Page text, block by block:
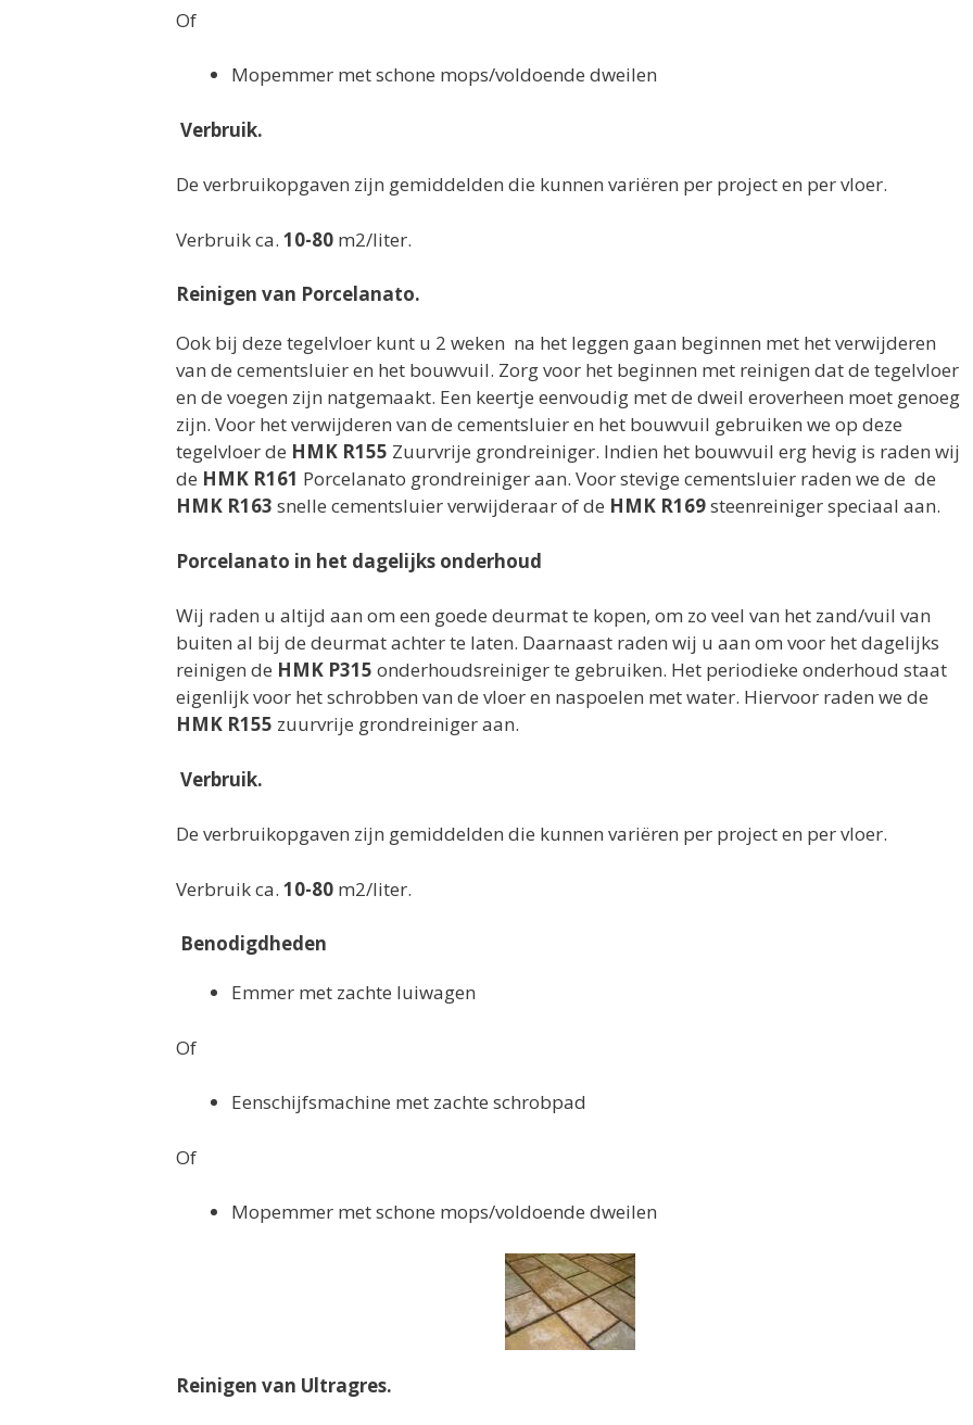
Of
Mopemmer met schone mops/voldoende dweilen
Verbruik.
De verbruikopgaven zijn gemiddelden die kunnen variëren per project en per vloer.
Verbruik ca. 10-80 m2/liter.
Reinigen van Porcelanato.
Ook bij deze tegelvloer kunt u 2 weken na het leggen gaan beginnen met het verwijderen
van de cementsluier en het bouwvuil. Zorg voor het beginnen met reinigen dat de tegelvloer
en de voegen zijn natgemaakt. Een keertje eenvoudig met de dweil eroverheen moet genoeg
zijn. Voor het verwijderen van de cementsluier en het bouwvuil gebruiken we op deze
tegelvloer de HMK R155 Zuurvrije grondreiniger. Indien het bouwvuil erg hevig is raden wij
de HMK R161 Porcelanato grondreiniger aan. Voor stevige cementsluier raden we de de
HMK R163 snelle cementsluier verwijderaar of de HMK R169steenreiniger speciaal aan.
Porcelanato in het dagelijks onderhoud
Wij raden u altijd aan om een goede deurmat te kopen, om zo veel van het zand/vuil van
buiten al bij de deurmat achter te laten. Daarnaast raden wij u aan om voor het dagelijks
reinigen de HMK P315 onderhoudsreiniger te gebruiken. Het periodieke onderhoud staat
eigenlijk voor het schrobben van de vloer en naspoelen met water. Hiervoor raden we de
HMK R155 zuurvrije grondreiniger aan.
Verbruik.
De verbruikopgaven zijn gemiddelden die kunnen variëren per project en per vloer.
Verbruik ca. 10-80 m2/liter.
Benodigdheden
Emmer met zachte luiwagen
Of
Eenschijfsmachine met zachte schrobpad
Of
Mopemmer met schone mops/voldoende dweilen
Reinigen van Ultragres.